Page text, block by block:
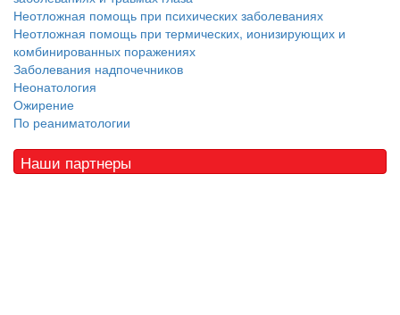
Неотложная помощь при психических заболеваниях
Неотложная помощь при термических, ионизирующих и
комбинированных поражениях
Заболевания надпочечников
Неонатология
Ожирение
По реаниматологии
Наши партнеры